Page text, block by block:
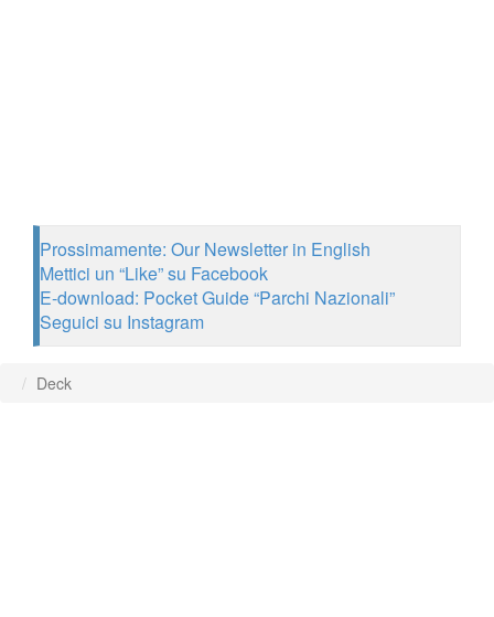
Prossimamente: Our Newsletter in English
Mettici un “Like” su Facebook
E-download: Pocket Guide “Parchi Nazionali”
Seguici su Instagram
Deck